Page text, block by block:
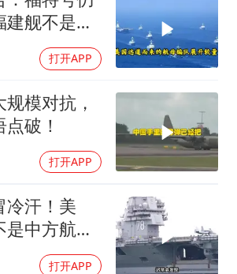
舰不是中
而是新起点
打开APP
模对抗，
破！
打开APP
冷汗！美
中方航母
起点！
打开APP